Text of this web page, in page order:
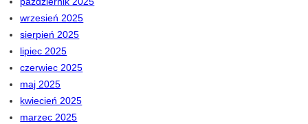
wrzesień 2025
sierpień 2025
lipiec 2025
czerwiec 2025
maj 2025
kwiecień 2025
marzec 2025